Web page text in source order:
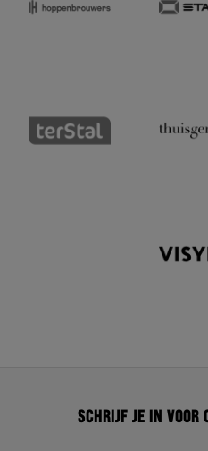
Schrijf je in voor